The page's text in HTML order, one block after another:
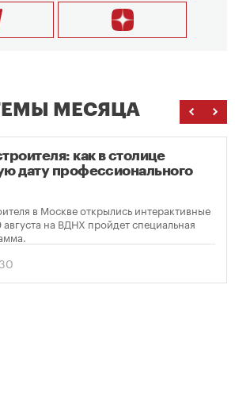
МЕСЯЦА
как в столице
дату профессионального
в Москве открылись интерактивные
на ВДНХ пройдет специальная